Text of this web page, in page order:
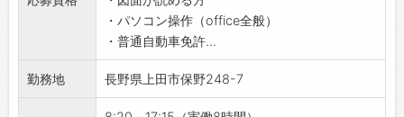
☆----------------------------------------
☆
◆給与前払い制度あり！
勤務実績に応じて、給与前払いが可能です◎
簡単申請！簡単受取！日払い即日払い対応！
■計測
・3Dスキャナーやレーザートラッカーなどの高
精度計測機器を使用し、対象物のデータを取得
します。
・パソコン操作（office全般）
・普通自動車免許...
勤務地 長野県上田市保野248-7